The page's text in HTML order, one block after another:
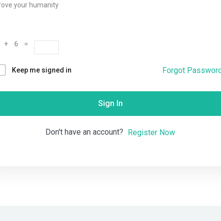
your humanity
+ 6 =
Keep me signed in Forgot
Sign In
Don't have an account? Register Now